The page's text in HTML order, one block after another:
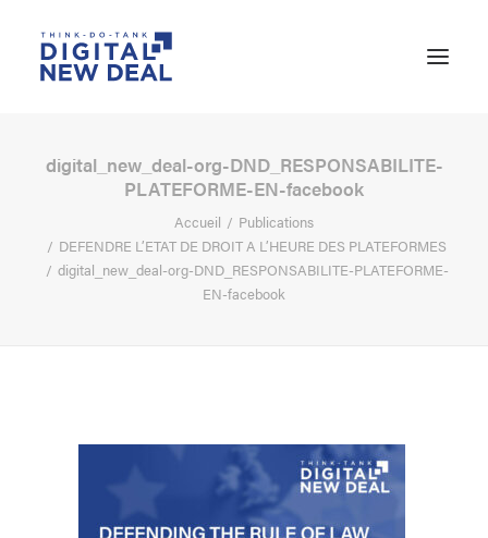
digital_new_deal-org-DND_RESPONSABILITE-
PLATEFORME-EN-facebook
Accueil
Publications
DEFENDRE L’ETAT DE DROIT A L’HEURE DES PLATEFORMES
digital_new_deal-org-DND_RESPONSABILITE-PLATEFORME-
EN-facebook